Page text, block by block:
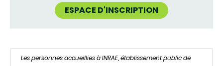
ESPACE D'INSCRIPTION
Les personnes accueillies à INRAE, établissement public de